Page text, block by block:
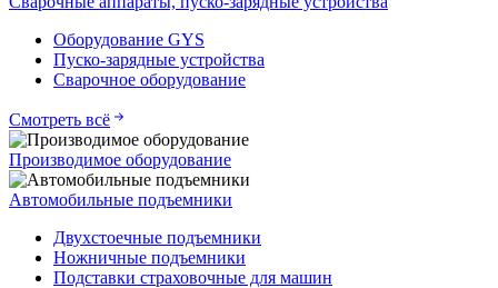
Оборудование GYS
Пуско-зарядные устройства
Сварочное оборудование
Смотреть всё
Производимое оборудование
Автомобильные подъемники
Двухстоечные подъемники
Ножничные подъемники
Подставки страховочные для машин